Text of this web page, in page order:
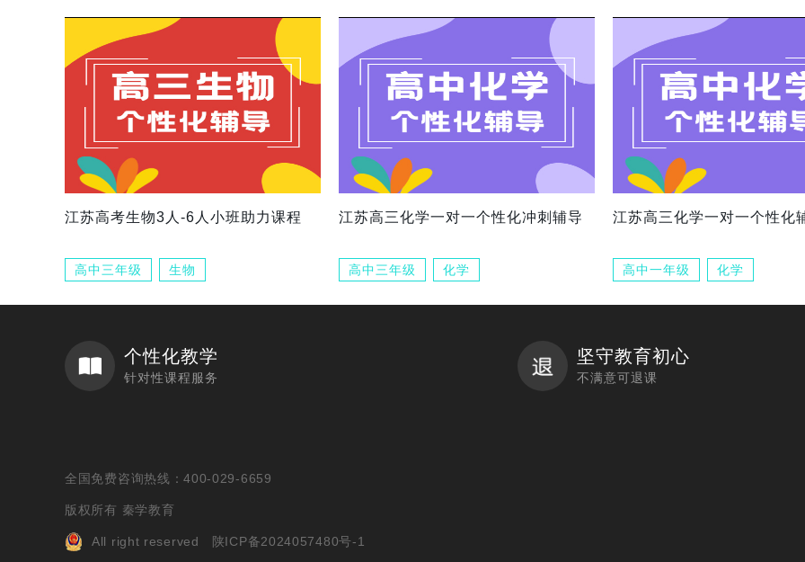
江苏高考生物3人-6人小班助力课程
高中三年级 生物
江苏高三化学一对一个性化冲刺辅导
高中三年级 化学
江苏高三化学一对一个性化
高中一年级 化学
个性化教学
针对性课程服务
坚守教育初心
不满意可退课
全国免费咨询热线：400-029-6659
版权所有 秦学教育
All right reserved 陕ICP备2024057480号-1